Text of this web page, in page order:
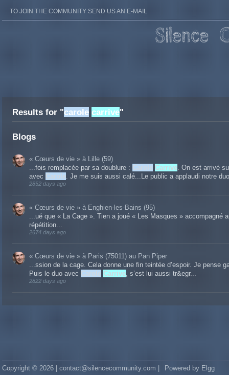
TO JOIN THE COMMUNITY SEND US AN E-MAIL
Results for "carole carrive"
Blogs
« Cœurs de vie » à Lille (59)
...fois remplacée par sa doublure : Carole Carrive. On est arrivé
avec Carole. Je me suis aussi calé...Le public a applaudi notre
2852 days ago
« Cœurs de vie » à Enghien-les-Bains (95)
...ué que « La Cage ». Tien a joué « Les Masques » accompagné
répétition...
2674 days ago
« Cœurs de vie » à Paris (75011) au Pan Piper
...ssion de la cage. Cela donne une fin teintée d’espoir. Je pense
Puis le duo avec Carole Carrive, s’est lui aussi tr&egr...
2822 days ago
Copyright © 2026 | contact@silencecommunity.com | Powered by Elgg